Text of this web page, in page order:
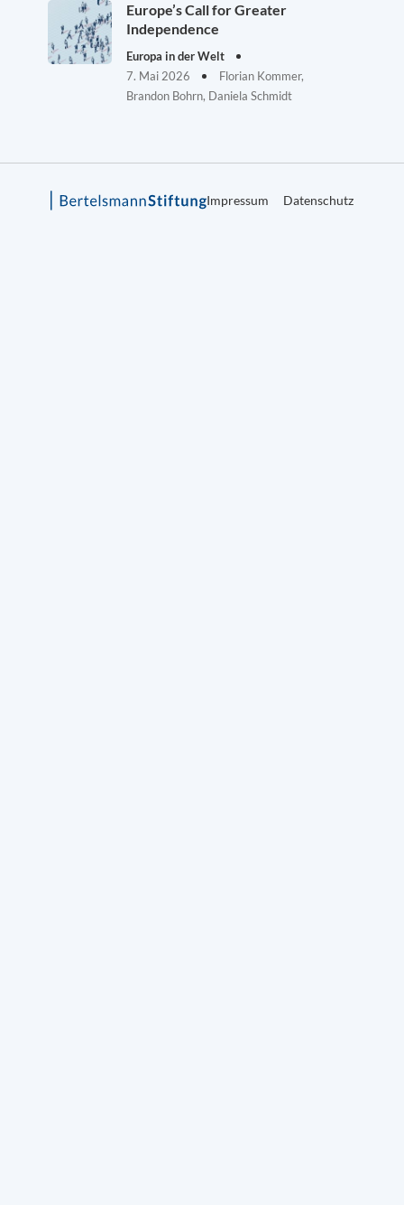
Europe’s Call for Greater
Independence
Europa in der Welt
7. Mai 2026
Florian Kommer,
Brandon Bohrn, Daniela Schmidt
Impressum Datenschutz